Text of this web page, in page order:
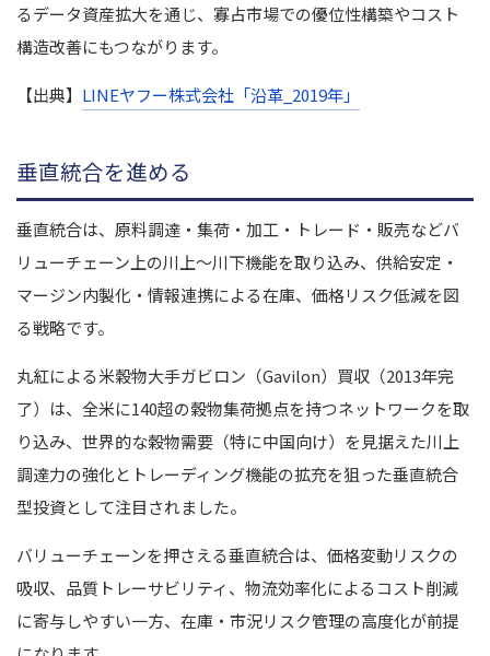
るデータ資産拡大を通じ、寡占市場での優位性構築やコスト
構造改善にもつながります。
【出典】 LINEヤフー株式会社「沿革_2019年」
垂直統合を進める
垂直統合は、原料調達・集荷・加工・トレード・販売などバ
リューチェーン上の川上～川下機能を取り込み、供給安定・
マージン内製化・情報連携による在庫、価格リスク低減を図
る戦略です。
丸紅による米穀物大手ガビロン（Gavilon）買収（2013年完
了）は、全米に140超の穀物集荷拠点を持つネットワークを取
り込み、世界的な穀物需要（特に中国向け）を見据えた川上
調達力の強化とトレーディング機能の拡充を狙った垂直統合
型投資として注目されました。
バリューチェーンを押さえる垂直統合は、価格変動リスクの
吸収、品質トレーサビリティ、物流効率化によるコスト削減
に寄与しやすい一方、在庫・市況リスク管理の高度化が前提